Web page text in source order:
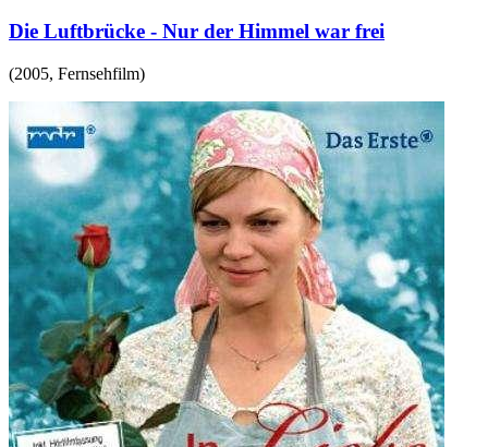
Die Luftbrücke - Nur der Himmel war frei
(2005, Fernsehfilm)